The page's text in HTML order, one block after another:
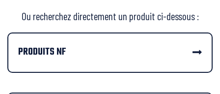
Ou recherchez directement un produit ci-dessous :
PRODUITS NF